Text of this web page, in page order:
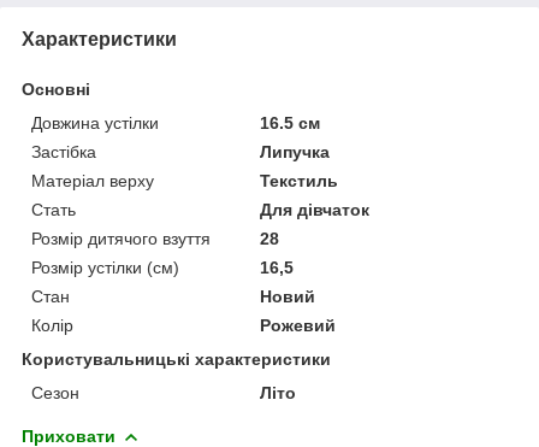
Характеристики
Основні
Довжина устілки
16.5 см
Застібка
Липучка
Матеріал верху
Текстиль
Стать
Для дівчаток
Розмір дитячого взуття
28
Розмір устілки (см)
16,5
Стан
Новий
Колір
Рожевий
Користувальницькі характеристики
Сезон
Літо
Приховати